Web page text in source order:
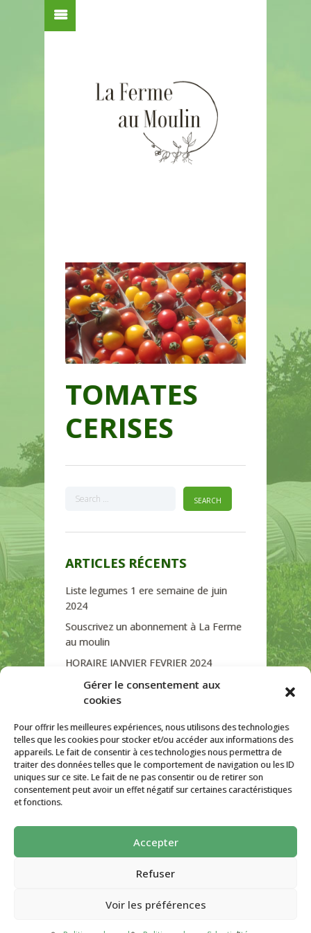
Gérer le consentement aux
cookies
Pour offrir les meilleures expériences, nous utilisons des technologies
telles que les cookies pour stocker et/ou accéder aux informations des
appareils. Le fait de consentir à ces technologies nous permettra de
traiter des données telles que le comportement de navigation ou les ID
uniques sur ce site. Le fait de ne pas consentir ou de retirer son
consentement peut avoir un effet négatif sur certaines caractéristiques
et fonctions.
Accepter
Refuser
Voir les préférences
TOMATES
CERISES
ARTICLES RÉCENTS
Liste legumes 1 ere semaine de juin
2024
Souscrivez un abonnement à La Ferme
au moulin
HORAIRE JANVIER FEVRIER 2024
Soutien de La Province de Liège
JOURNEE PORTES OUVERTES
CATÉGORIES
La ferme Au Moulin 2026 - Tous droits
réservés